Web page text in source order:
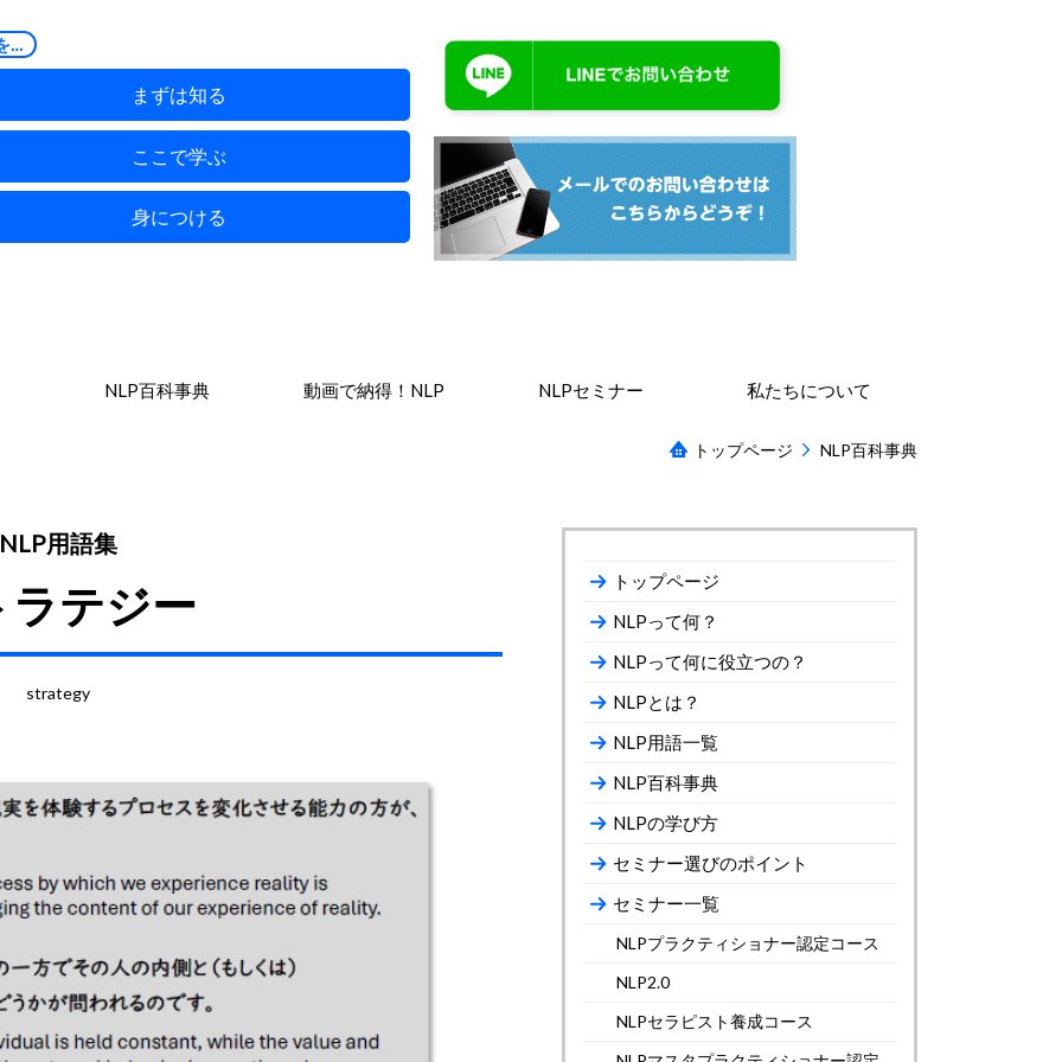
…
まずは知る
ここで学ぶ
身につける
NLP百科事典 動画で納得！NLP NLPセミナー 私たちについて
トップページ NLP百科事典
NLP用語集
ラテジー
strategy
トップページ
NLPって何？
NLPって何に役立つの？
NLPとは？
NLP用語一覧
NLP百科事典
NLPの学び方
セミナー選びのポイント
セミナー一覧
NLPプラクティショナー認定コース
NLP2.0
NLPセラピスト養成コース